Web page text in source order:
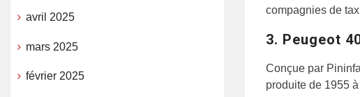
compagnies de
3. Peugeot
Conçue par
produite de 1955
avril 2025
mars 2025
février 2025